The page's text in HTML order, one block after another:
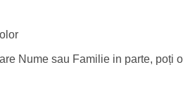
Nume sau Familie in parte, poți